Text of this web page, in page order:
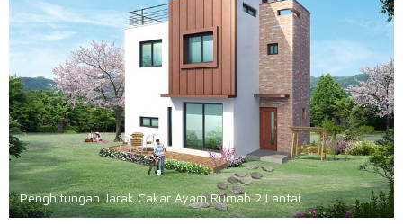
Penghitungan Jarak Cakar Ayam Rumah 2 Lantai